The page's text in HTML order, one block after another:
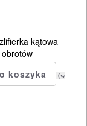
kątowa
(w